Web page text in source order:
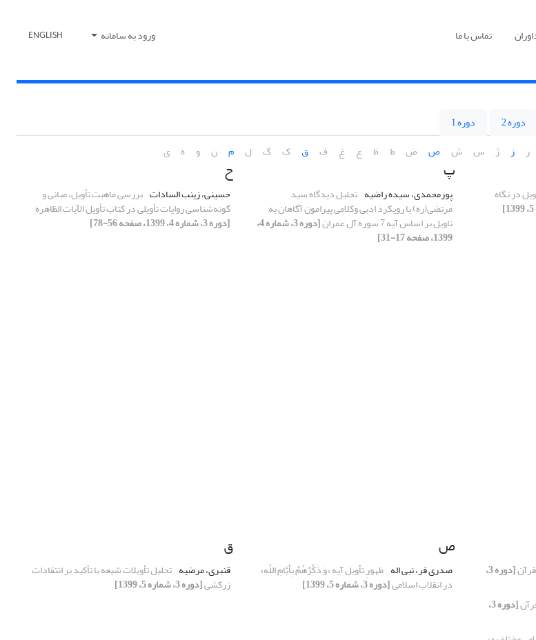
تماس با ما ورود به سامانه ENGLISH
دوره 2
دوره 1
ر ز ژ س ش ص ض ط ظ ع غ ف ق ک گ ل م ن و ه ی
در نگاه
پ
پورمحمدی، سیده راضیه تحلیل دیدگاه سید
مرتضی(ره) با رویکرد ادبی وکلامی پیرامون آگاهان به
تاویل بر اساس آیه 7 سوره آل عمران [دوره 3، شماره 4،
1399، صفحه 17-31]
ح
حسینی، زینب السادات بررسی ماهیت تأویل، مبانی و
گونه‌شناسی روایات تأویلی در کتاب تأویل الآیات الظاهره
[دوره 3، شماره 4، 1399، صفحه 56-78]
[دوره 3،
[دوره 3،
ص
صدری فر، نبی اله ظهورِ تأویل آیه «وَ ذَکِّرْهُمْ بِأَیَّامِ اللَّهِ»
در انقلاب اسلامی[دوره 3، شماره 5، 1399]
ق
قنبری، مرضیه تحلیل تأویلات شیعه با تأکید بر انتقادات
زرکشی[دوره 3، شماره 5، 1399]